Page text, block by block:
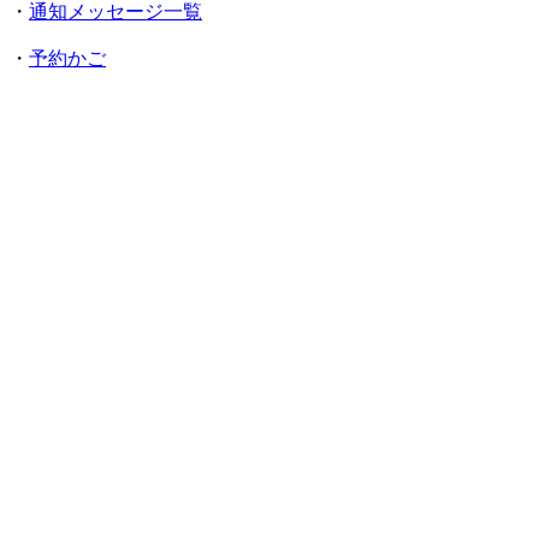
・ 通知メッセージ一覧
・ 予約かご